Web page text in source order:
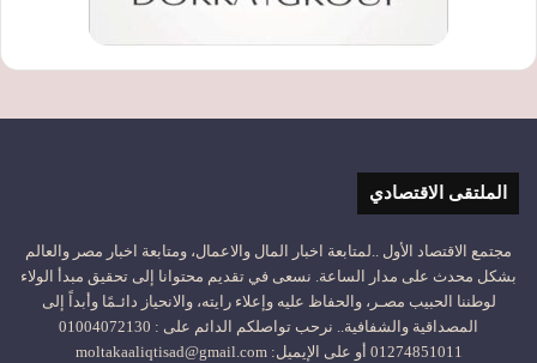
الملتقى الاقتصادي
مجتمع الاقتصاد الأول ..لمتابعة اخبار المال والاعمال، ومتابعة اخبار مصر والعالم
بشكل محدث على مدار الساعة. نسعى في تقديم محتوانا إلى تحقيق مبدأ الولاء
لوطننا الحبيب مصـر، والحفاظ عليه وإعلاء رايته، والانحياز دائـمًا وأبداً إلى
المصداقية والشفافية.. نرحب تواصلكم الدائم على : 01004072130
01274851011 أو على الإيميل: moltakaaliqtisad@gmail.com